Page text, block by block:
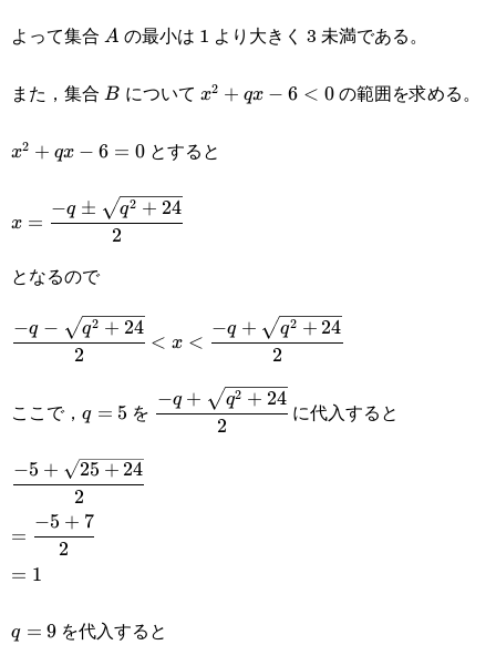
よって集合 A
A の最小は 1 より大きく 3 未満である。
また，集合 B
B について x^2+qx-
x2 + qx − 6 < 0の範囲を求める。
x^2+qx-
x2 + qx − 6 = 0 とすると
x=\cfrac{-
q\pm\sqrt{q^2+24}}
{2}
x =
2
−q ± q2 + 24
となるので
\cfrac{-q-
\sqrt{q^2+24}}
{2}<x<\cfrac{-
{2}
2
−q − q2 + 24
< x <
2
−q + q2 + 24
ここで， q = 5 を \cfrac{-
q+\sqrt{q^2+24}}
2
−q + q2 + 24
に代入すると
\cfrac{-5+\sqrt{25+24}}
2
−5 + 25 + 24
=\cfrac{-5+7}
{2}
=
2
−5 + 7
=1
= 1
q=9
q = 9 を代入すると